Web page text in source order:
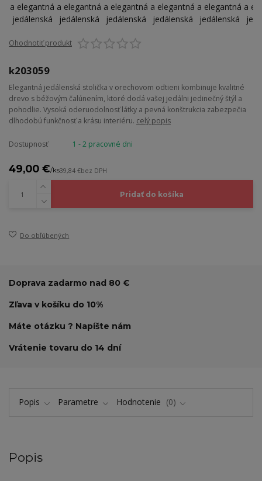
Ohodnotiť produkt
k203059
Elegantná jedálenská stolička v orechovom odtieni kombinuje kvalitné
drevo s béžovým čalúnením, ktoré dodá vašej jedálni jedinečný štýl a
pohodlie. Vysoká oderuodolnosť látky a pevná konštrukcia zabezpečia
dlhodobú funkčnosť a krásu interiéru. celý popis
Dostupnosť 1 - 2 pracovné dni
49,00 €/ks39,84 €bez DPH
Pridať do košíka
Do obľúbených
Doprava zadarmo nad 80 €
Zľava v košíku do 10%
Máte otázku ? Napíšte nám
Vrátenie tovaru do 14 dní
Popis Parametre Hodnotenie 0
Popis